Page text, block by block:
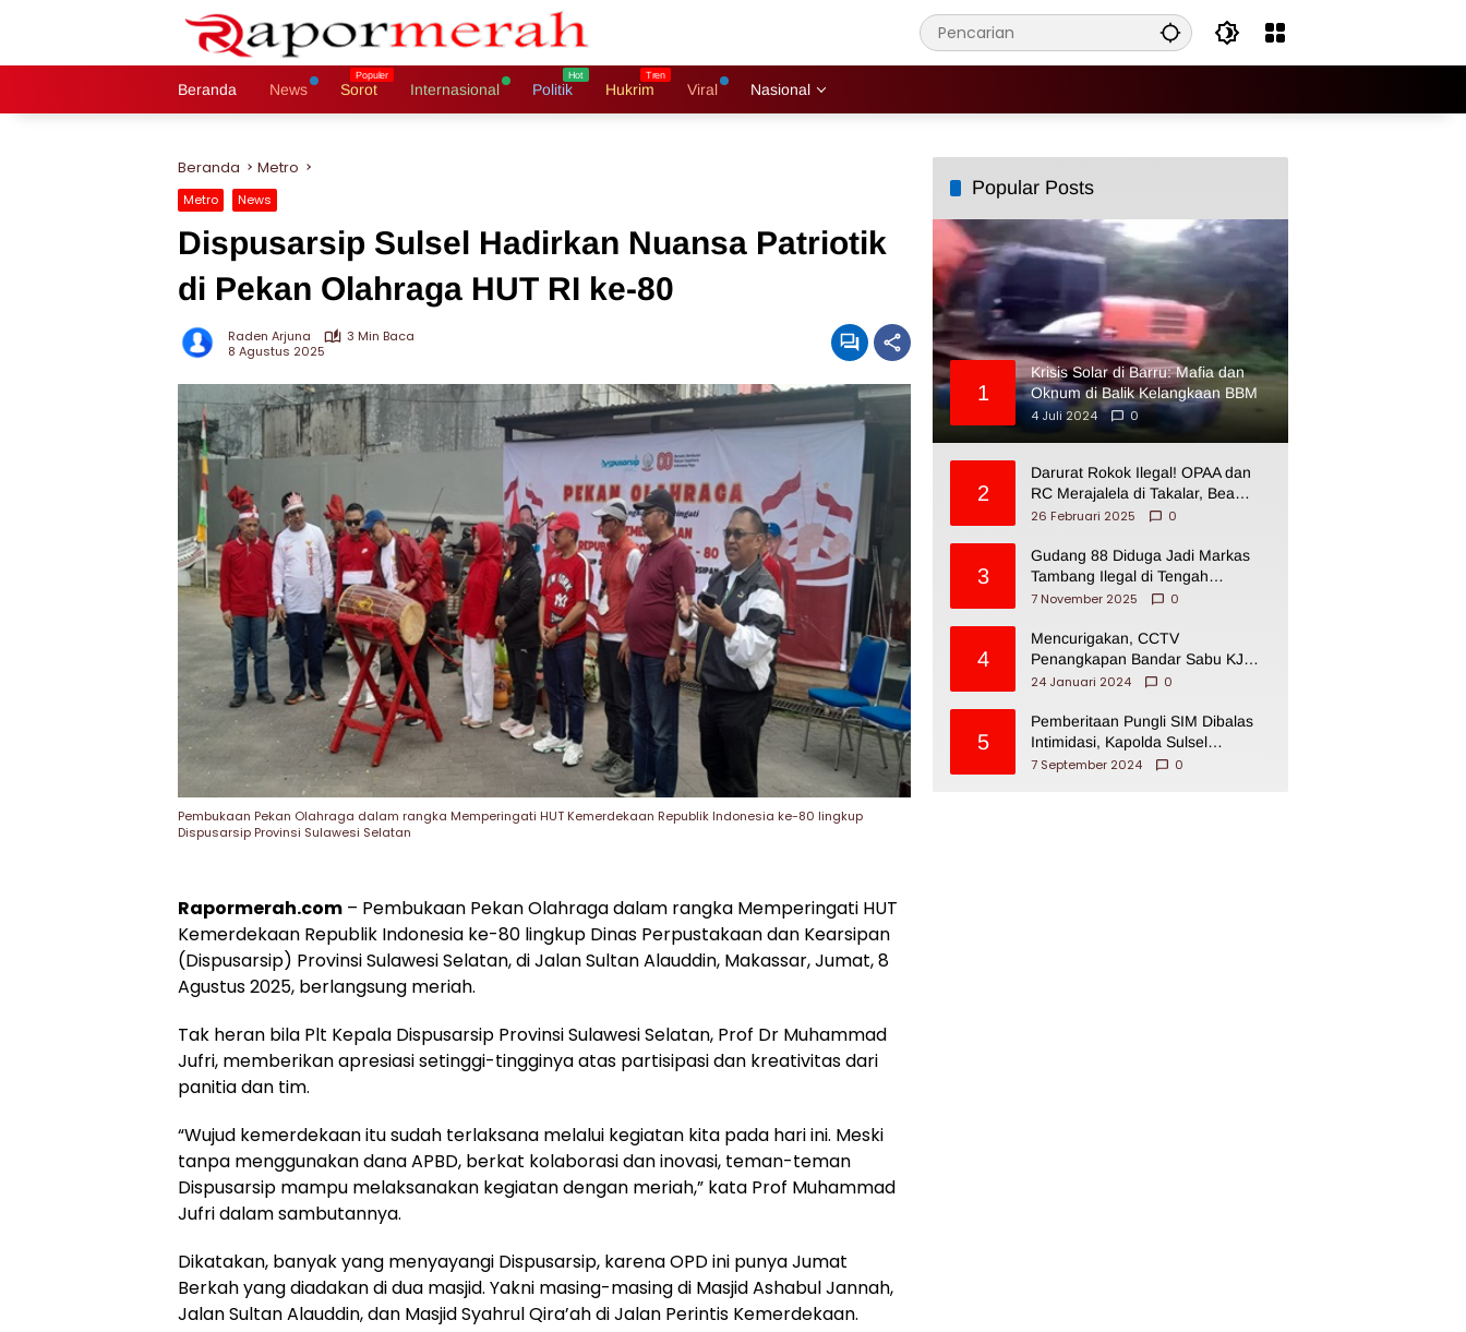
Beranda News Sorot Internasional Politik Hukrim Viral Nasional
Beranda Metro
Metro News
Dispusarsip Sulsel Hadirkan Nuansa Patriotik
di Pekan Olahraga HUT RI ke-80
Raden Arjuna
3 Min Baca
8 Agustus 2025
Pembukaan Pekan Olahraga dalam rangka Memperingati HUT Kemerdekaan Republik Indonesia ke-80 lingkup
Dispusarsip Provinsi Sulawesi Selatan
Rapormerah.com – Pembukaan Pekan Olahraga dalam rangka Memperingati HUT
Kemerdekaan Republik Indonesia ke-80 lingkup Dinas Perpustakaan dan Kearsipan
(Dispusarsip) Provinsi Sulawesi Selatan, di Jalan Sultan Alauddin, Makassar, Jumat, 8
Agustus 2025, berlangsung meriah.
Tak heran bila Plt Kepala Dispusarsip Provinsi Sulawesi Selatan, Prof Dr Muhammad
Jufri, memberikan apresiasi setinggi-tingginya atas partisipasi dan kreativitas dari
panitia dan tim.
“Wujud kemerdekaan itu sudah terlaksana melalui kegiatan kita pada hari ini. Meski
tanpa menggunakan dana APBD, berkat kolaborasi dan inovasi, teman-teman
Dispusarsip mampu melaksanakan kegiatan dengan meriah,” kata Prof Muhammad
Jufri dalam sambutannya.
Dikatakan, banyak yang menyayangi Dispusarsip, karena OPD ini punya Jumat
Berkah yang diadakan di dua masjid. Yakni masing-masing di Masjid Ashabul Jannah,
Jalan Sultan Alauddin, dan Masjid Syahrul Qira’ah di Jalan Perintis Kemerdekaan.
Popular Posts
1
Krisis Solar di Barru: Mafia dan
Oknum di Balik Kelangkaan BBM
4 Juli 2024
0
2
Darurat Rokok Ilegal! OPAA dan
RC Merajalela di Takalar, Bea
Cukai Impoten
26 Februari 2025 0
3
Gudang 88 Diduga Jadi Markas
Tambang Ilegal di Tengah
Permukiman Warga Makassar
7 November 2025 0
4
Mencurigakan, CCTV
Penangkapan Bandar Sabu KJ
Disita Oknum BNNP Sulsel
24 Januari 2024 0
5
Pemberitaan Pungli SIM Dibalas
Intimidasi, Kapolda Sulsel
Dikecam PJI Sulsel
7 September 2024 0